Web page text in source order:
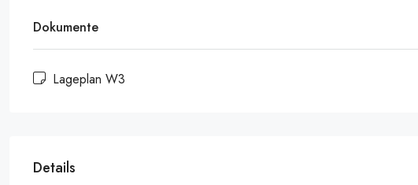
Dokumente
Lageplan W3
Details